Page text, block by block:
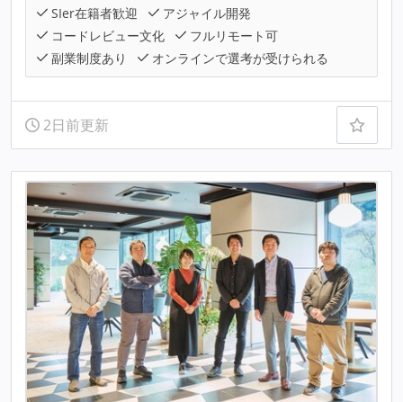
SIer在籍者歓迎
アジャイル開発
コードレビュー文化
フルリモート可
副業制度あり
オンラインで選考が受けられる
2日前更新